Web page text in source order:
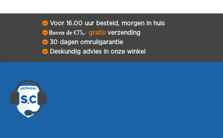
Voor 16.00 uur besteld, morgen in huis
Boven de €75,- gratisverzending
30 dagen omruilgarantie
Deskundig advies in onze winkel